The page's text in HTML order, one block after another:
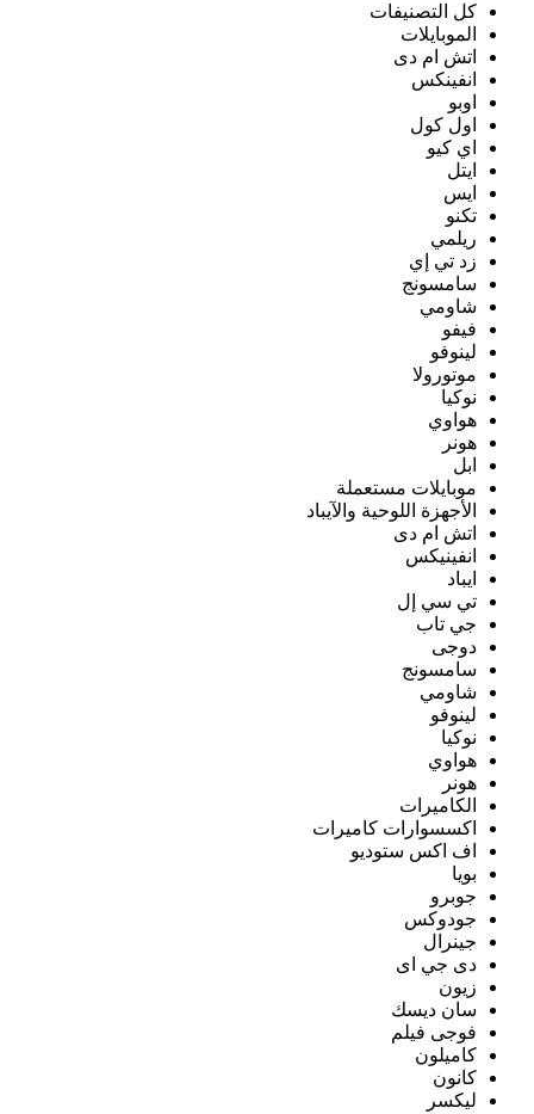
كل التصنيفات
الموبايلات
اتش ام دى
انفينكس
اوبو
اول كول
اي كيو
ايتل
ايس
تكنو
ريلمي
زد تي إي
سامسونج
شاومي
فيفو
لينوفو
موتورولا
نوكيا
هواوي
هونر
ابل
موبايلات مستعملة
الأجهزة اللوحية والآيباد
اتش ام دى
انفينيكس
ايباد
تي سي إل
جي تاب
دوجى
سامسونج
شاومي
لينوفو
نوكيا
هواوي
هونر
الكاميرات
اكسسوارات كاميرات
اف اكس ستوديو
بويا
جوبرو
جودوكس
جينرال
دى جي اى
زيون
سان ديسك
فوجى فيلم
كاميلون
كانون
ليكسر